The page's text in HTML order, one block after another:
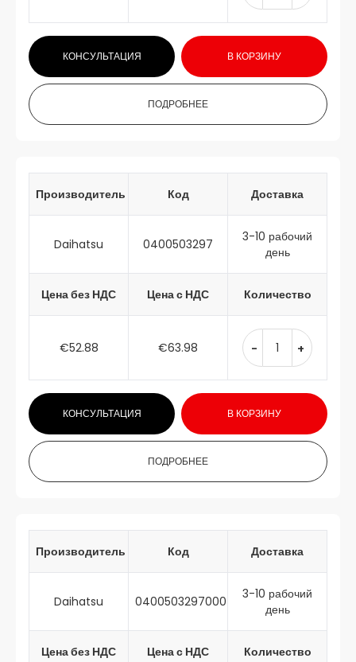
КОНСУЛЬТАЦИЯ В КОРЗИНУ
ПОДРОБНЕЕ
Производитель Код Доставка
Daihatsu 0400503297
3-10 рабочий
день
Цена без НДС Цена с НДС Количество
€52.88 €63.98 - +
КОНСУЛЬТАЦИЯ В КОРЗИНУ
ПОДРОБНЕЕ
Производитель Код Доставка
Daihatsu 0400503297000
3-10 рабочий
день
Цена без НДС Цена с НДС Количество